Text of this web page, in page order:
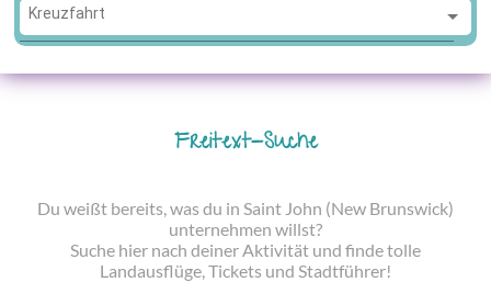
Kreuzfahrt
Kreuzfahrt
Freitext-Suche
Du weißt bereits, was du in Saint John (New Brunswick)
unternehmen willst?
Suche hier nach deiner Aktivität und finde tolle
Landausflüge, Tickets und Stadtführer!